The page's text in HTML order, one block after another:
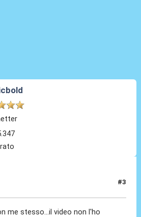
#3
me stesso...il video non l'ho